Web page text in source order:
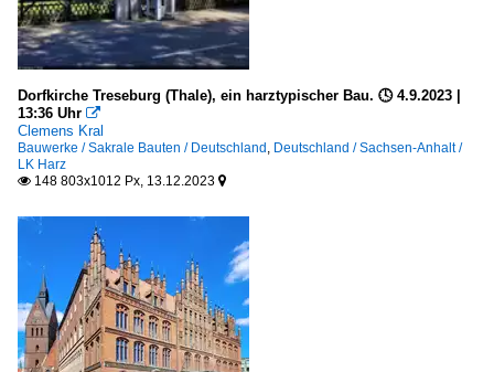
Dorfkirche Treseburg (Thale), ein harztypischer Bau. 🕓 4.9.2023 |
13:36 Uhr 
Clemens Kral
Bauwerke / Sakrale Bauten / Deutschland , Deutschland / Sachsen-Anhalt /
LK Harz
 148 803x1012 Px, 13.12.2023 